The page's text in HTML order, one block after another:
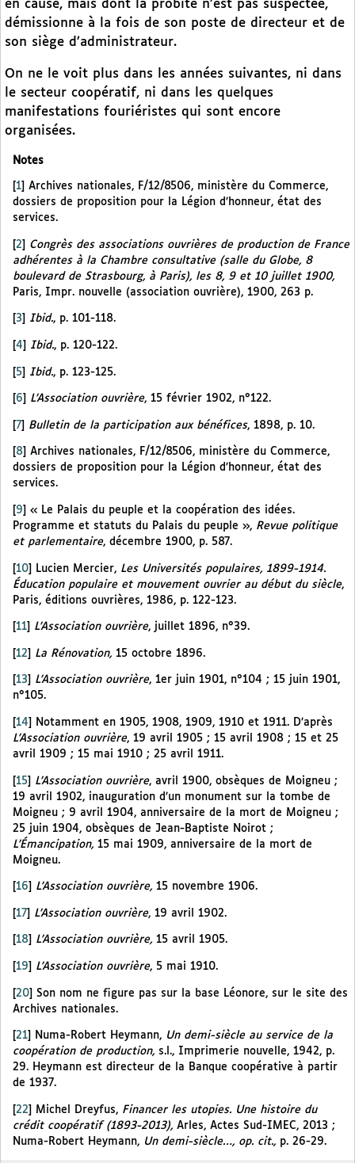
en cause, mais dont la probité n’est pas suspectée,
démissionne à la fois de son poste de directeur et de
son siège d’administrateur.
On ne le voit plus dans les années suivantes, ni dans
le secteur coopératif, ni dans les quelques
manifestations fouriéristes qui sont encore
organisées.
Notes
1
Archives nationales, F/12/8506, ministère du Commerce,
dossiers de proposition pour la Légion d’honneur, état des
services.
[2] Congrès des associations ouvrières de production de France
adhérentes à la Chambre consultative (salle du Globe, 8
boulevard de Strasbourg, à Paris), les 8, 9 et 10 juillet 1900,
Paris, Impr. nouvelle (association ouvrière), 1900, 263 p.
3 Ibid., p. 101-118.
4 Ibid., p. 120-122.
[5] Ibid., p. 123-125.
6 L’Association ouvrière, 15 février 1902, n°122.
[7] Bulletin de la participation aux bénéfices, 1898, p. 10.
8
Archives nationales, F/12/8506, ministère du Commerce,
dossiers de proposition pour la Légion d’honneur, état des
services.
9
« Le Palais du peuple et la coopération des idées.
Programme et statuts du Palais du peuple », Revue politique
et parlementaire, décembre 1900, p. 587.
[10] Lucien Mercier, Les Universités populaires, 1899-1914.
Éducation populaire et mouvement ouvrier au début du siècle,
Paris, éditions ouvrières, 1986, p. 122-123.
11 L’Association ouvrière, juillet 1896, n°39.
[12] La Rénovation, 15 octobre 1896.
13 L’Association ouvrière, 1er juin 1901, n°104 ; 15 juin 1901,
n°105.
14
Notamment en 1905, 1908, 1909, 1910 et 1911. D’après
L’Association ouvrière, 19 avril 1905 ; 15 avril 1908 ; 15 et 25
avril 1909 ; 15 mai 1910 ; 25 avril 1911.
[15] L’Association ouvrière, avril 1900, obsèques de Moigneu ;
19 avril 1902, inauguration d’un monument sur la tombe de
Moigneu ; 9 avril 1904, anniversaire de la mort de Moigneu ;
25 juin 1904, obsèques de Jean-Baptiste Noirot ;
L’Émancipation, 15 mai 1909, anniversaire de la mort de
Moigneu.
16 L’Association ouvrière, 15 novembre 1906.
[17] L’Association ouvrière, 19 avril 1902.
18 L’Association ouvrière, 15 avril 1905.
19 L’Association ouvrière, 5 mai 1910.
[20] Son nom ne figure pas sur la base Léonore, sur le site des
Archives nationales.
21 Numa-Robert Heymann, Un demi-siècle au service de la
coopération de production, s.l., Imprimerie nouvelle, 1942, p.
29. Heymann est directeur de la Banque coopérative à partir
de 1937.
[22] Michel Dreyfus, Financer les utopies. Une histoire du
crédit coopératif (1893-2013), Arles, Actes Sud-IMEC, 2013 ;
Numa-Robert Heymann, Un demi-siècle…, op. cit., p. 26-29.